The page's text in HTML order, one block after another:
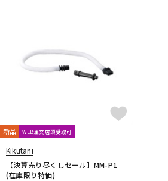
キーボード
新品 WEB注文店頭受取可
Kikutani
【決算売り尽くしセール】MM-P1
(在庫限り特価)